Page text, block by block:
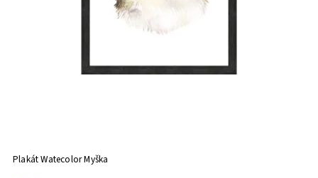
Plakát Watecolor Myška